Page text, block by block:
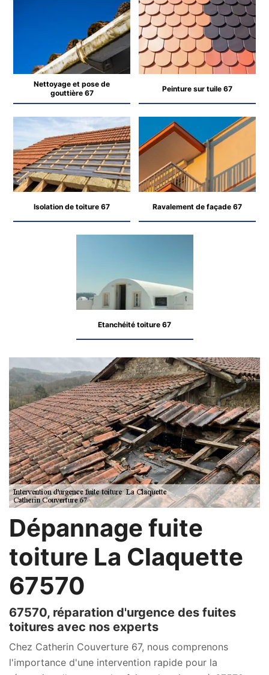
Nettoyage et pose de
gouttière 67
Peinture sur tuile 67
Isolation de toiture 67 Ravalement de façade 67
Etanchéité toiture 67
Dépannage fuite
toiture La Claquette
67570
67570, réparation d'urgence des fuites
toitures avec nos experts
Chez Catherin Couverture 67, nous comprenons
l'importance d'une intervention rapide pour la